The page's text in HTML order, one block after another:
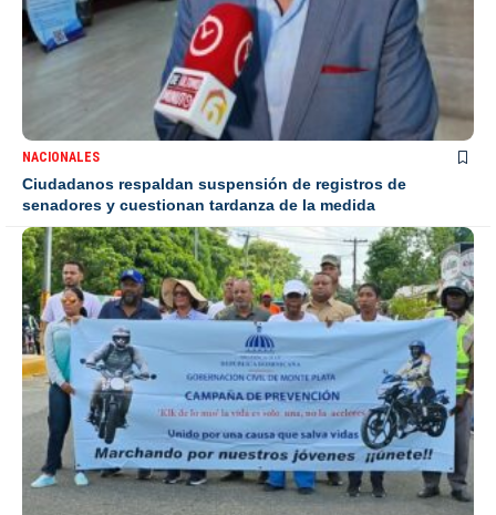
NACIONALES
Ciudadanos respaldan suspensión de registros de
senadores y cuestionan tardanza de la medida